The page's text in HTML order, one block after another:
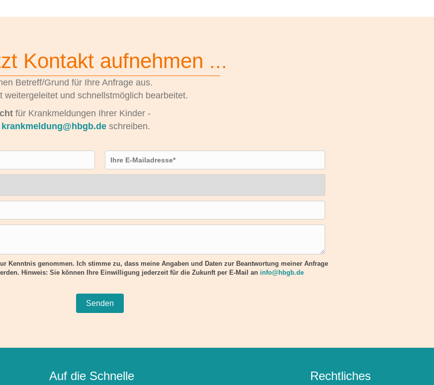
Kontakt aufnehmen ...
Betreff/Grund für Ihre Anfrage aus.
weitergeleitet und schnellstmöglich bearbeitet.
für Krankmeldungen Ihrer Kinder -
krankmeldung@hbgb.de schreiben.
E-Mailadresse
Kenntnis genommen. Ich stimme zu, dass meine Angaben und Daten zur Beantwortung meiner Anfrage
Hinweis: Sie können Ihre Einwilligung jederzeit für die Zukunft per E-Mail an info@hbgb.de
Auf die Schnelle Rechtliches